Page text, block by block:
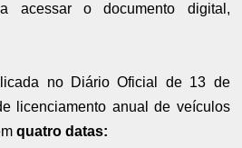
acessar o documento digital,
no Diário Oficial de 13 de
licenciamento anual de veículos
quatro datas: